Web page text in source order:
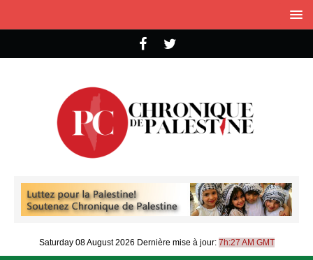
Saturday 08 August 2026 Dernière mise à jour: 7h:27 AM GMT